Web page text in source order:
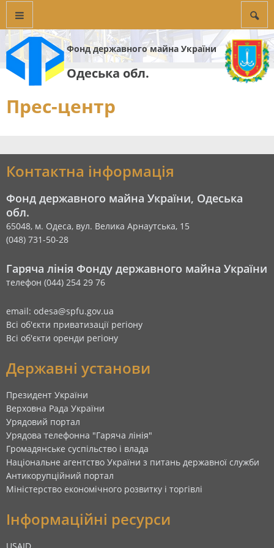
Фонд державного майна України
Одеська обл.
Прес-центр
Контактна інформація
Фонд державного майна України, Одеська
обл.
65048, м. Одеса, вул. Велика Арнаутська, 15
(048) 731-50-28
Гаряча лінія Фонду державного майна України
телефон (044) 254 29 76
email: odesa@spfu.gov.ua
Всі об'єкти приватизації регіону
Всі об'єкти оренди регіону
Державні установи
Президент України
Верховна Рада України
Урядовий портал
Урядова телефонна "Гаряча лінія"
Громадянське суспільство і влада
Національне агентство України з питань державної служби
Антикорупційний портал
Міністерство економічного розвитку і торгівлі
Інформаційні ресурси